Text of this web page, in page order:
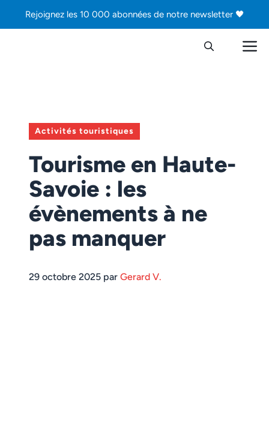
Rejoignez les 10 000 abonnées de notre newsletter 🖤
Activités touristiques
Tourisme en Haute-
Savoie : les
évènements à ne
pas manquer
29 octobre 2025 par Gerard V.